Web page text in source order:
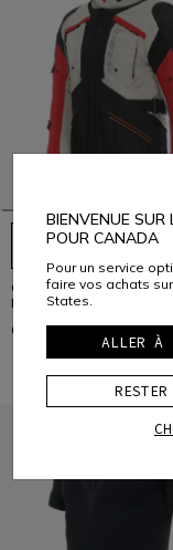
11
12
13
14
15
16
17
GULLFOSS D-DRY -
MOTO TOUTES SAISONS
C$ 629
BIENVENUE SUR
POUR CANADA
Pour un service
faire vos achats
States.
ALLER À